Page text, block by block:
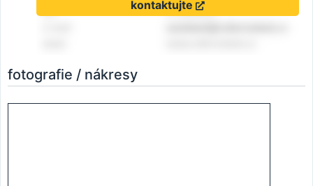
kontaktujte
fotografie / nákresy